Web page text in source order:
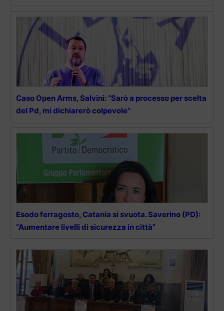
Caso Open Arms, Salvini: “Sarò a processo per scelta
del Pd, mi dichiarerò colpevole”
Esodo ferragosto, Catania si svuota. Saverino (PD):
“Aumentare livelli di sicurezza in città”